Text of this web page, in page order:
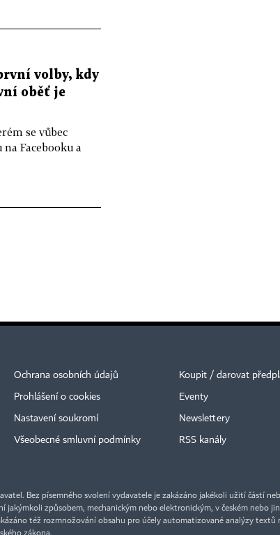
volby, kdy
oběť je
se vůbec
Facebooku a
Ochrana osobních údajů
Prohlášení o cookies
Nastavení soukromí
Všeobecné smluvní podmínky
Koupit / darovat
Eventy
Newslettery
RSS kanály
Bez písemného svolení vydavatele je zakázáno jakékoli užití částí
jakýmkoli způsobem, mechanickým nebo elektronickým, v českém nebo
též rozmnožování obsahu pro účely automatizované analýzy textů
zákona.